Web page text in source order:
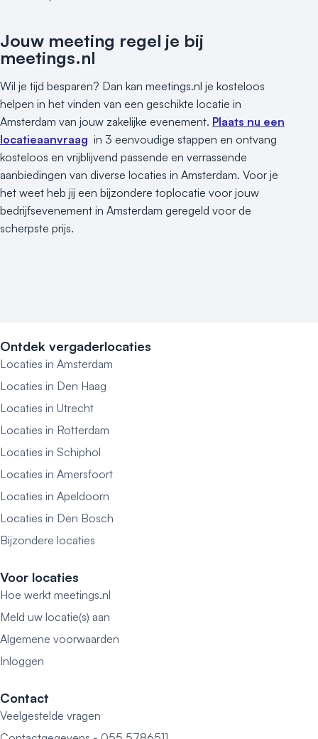
Jouw meeting regel je bij
meetings.nl
Wil je tijd besparen? Dan kan meetings.nl je kosteloos
helpen in het vinden van een geschikte locatie in
Amsterdam van jouw zakelijke evenement. Plaats nu een
locatieaanvraag in 3 eenvoudige stappen en ontvang
kosteloos en vrijblijvend passende en verrassende
aanbiedingen van diverse locaties in Amsterdam. Voor je
het weet heb jij een bijzondere toplocatie voor jouw
bedrijfsevenement in Amsterdam geregeld voor de
scherpste prijs.
Ontdek vergaderlocaties
Locaties in Amsterdam
Locaties in Den Haag
Locaties in Utrecht
Locaties in Rotterdam
Locaties in Schiphol
Locaties in Amersfoort
Locaties in Apeldoorn
Locaties in Den Bosch
Bijzondere locaties
Voor locaties
Hoe werkt meetings.nl
Meld uw locatie(s) aan
Algemene voorwaarden
Inloggen
Contact
Veelgestelde vragen